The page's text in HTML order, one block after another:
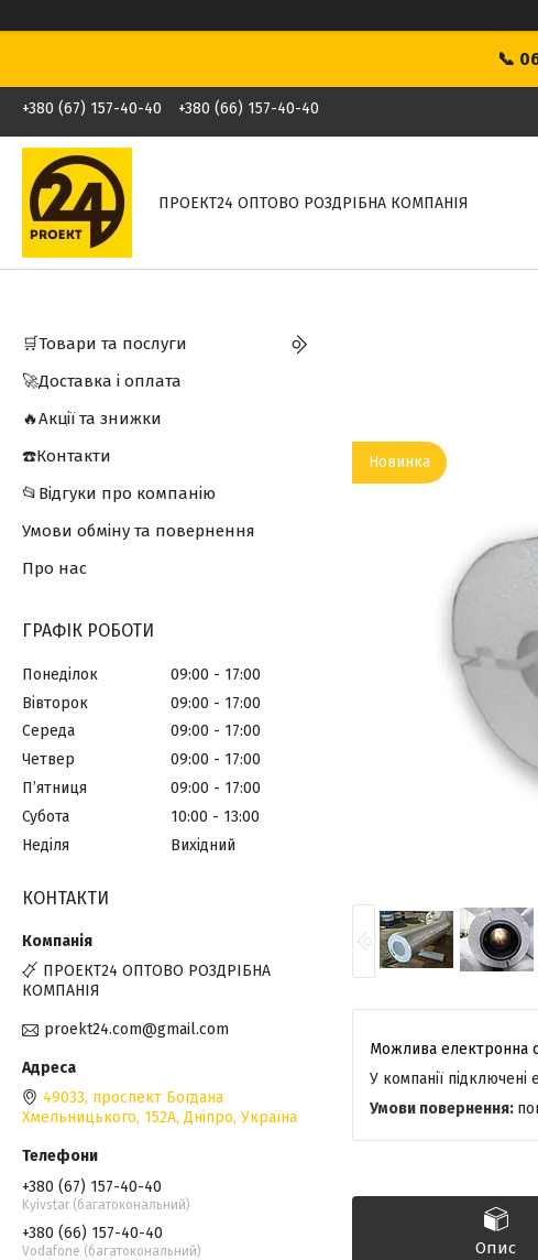
📞
+380 (67) 157-40-40 +380 (66) 157-40-40
ПРОЕКТ24 ОПТОВО РОЗДРІБНА КОМПАНІЯ
Новинка
У компанії
Опис
🛒Товари та послуги
🚀Доставка і оплата
🔥Акції та знижки
☎️Контакти
📂Відгуки про компанію
Умови обміну та повернення
Про нас
ГРАФІК РОБОТИ
Понеділок 09:00
17:00
Вівторок
09:00
17:00
Середа
09:00
17:00
Четвер
09:00
17:00
Пʼятниця
09:00
17:00
Субота
10:00
13:00
Неділя
Вихідний
КОНТАКТИ
ПРОЕКТ24 ОПТОВО РОЗДРІБНА
КОМПАНІЯ
proekt24.com@gmail.com
49033, проспект Богдана
Хмельницького, 152А, Дніпро, Україна
+380 (67) 157-40-40
Kyivstar (багатокональний)
+380 (66) 157-40-40
Vodafone (багатокональний)